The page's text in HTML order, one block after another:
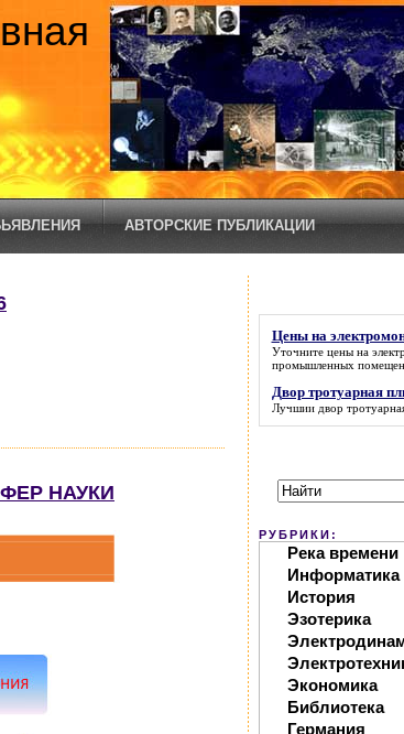
АВТОРСКИЕ ПУБЛИКАЦИИ
НАУКИ
Цены на
Уточните цены на
промышленных
Двор тротуарная
Лучшии двор
РУБРИКИ:
Река времени
Информатика
История
Эзотерика
Экономика
Библиотека
Германия